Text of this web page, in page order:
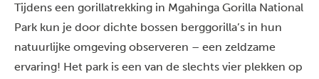
Tijdens een gorillatrekking in Mgahinga Gorilla National
Park kun je door dichte bossen berggorilla’s in hun
natuurlijke omgeving observeren – een zeldzame
ervaring! Het park is een van de slechts vier plekken op